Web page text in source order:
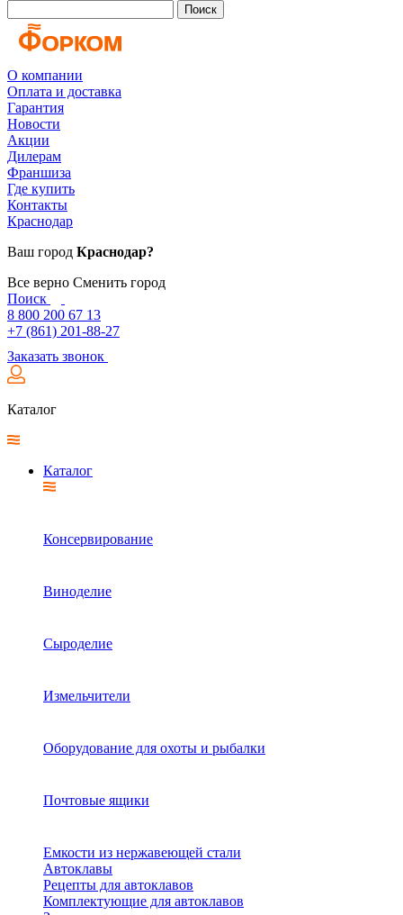
Поиск
О компании
Оплата и доставка
Гарантия
Новости
Акции
Дилерам
Франшиза
Где купить
Контакты
Краснодар
Ваш город Краснодар?
Все верно Сменить город
Поиск
8 800 200 67 13
+7 (861) 201-88-27
Заказать звонок
Каталог
Каталог
Консервирование
Виноделие
Сыроделие
Измельчители
Оборудование для охоты и рыбалки
Почтовые ящики
Емкости из нержавеющей стали
Автоклавы
Рецепты для автоклавов
Комплектующие для автоклавов